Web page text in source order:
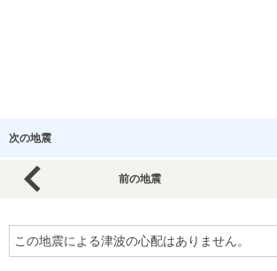
次の地震
前の地震
この地震による津波の心配はありません。